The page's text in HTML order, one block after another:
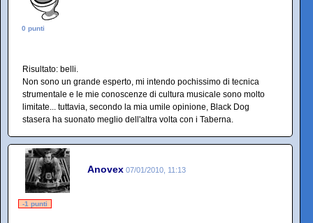
0 punti
Risultato: belli.
Non sono un grande esperto, mi intendo pochissimo di tecnica
strumentale e le mie conoscenze di cultura musicale sono molto
limitate... tuttavia, secondo la mia umile opinione, Black Dog
stasera ha suonato meglio dell'altra volta con i Taberna.
Anovex 07/01/2010, 11:13
-1 punti